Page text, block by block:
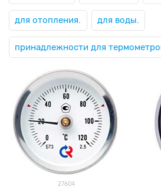
для отопления. для воды.
принадлежности для
27604